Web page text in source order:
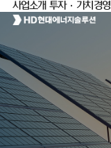
사업소개 투자·가치경영